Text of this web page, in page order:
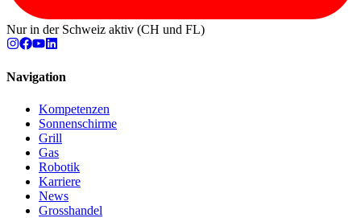
Nur in der Schweiz aktiv (CH und FL)
Navigation
Kompetenzen
Sonnenschirme
Grill
Gas
Robotik
Karriere
News
Grosshandel